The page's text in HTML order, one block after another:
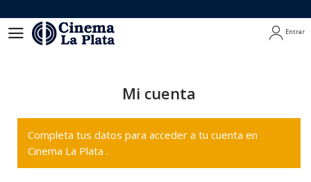
Entrar
Mi cuenta
Completa tus datos para acceder a tu cuenta en
Cinema La Plata .